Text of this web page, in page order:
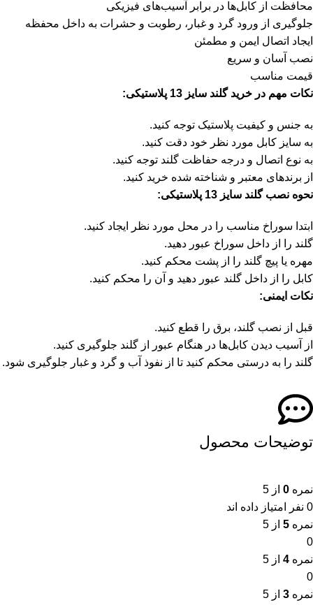
محافظت از کابل‌ها در برابر آسیب‌های فیزیکی
جلوگیری از ورود گرد و غبار، رطوبت و حشرات به داخل محفظه
ایجاد اتصال ایمن و مطمئن
نصب آسان و سریع
قیمت مناسب
نکات مهم در خرید گلند سایز 13 پلاستیکی:
به جنس و کیفیت پلاستیک توجه کنید.
به سایز کابل مورد نظر خود دقت کنید.
به نوع اتصال و درجه حفاظت گلند توجه کنید.
از برندهای معتبر و شناخته شده خرید کنید.
نحوه نصب گلند سایز 13 پلاستیکی:
ابتدا سوراخ مناسب را در محل مورد نظر ایجاد کنید.
گلند را از داخل سوراخ عبور دهید.
مهره یا پیچ گلند را از پشت محکم کنید.
کابل را از داخل گلند عبور دهید و آن را محکم کنید.
نکات ایمنی:
قبل از نصب گلند، برق را قطع کنید.
از آسیب دیدن کابل‌ها در هنگام عبور از گلند جلوگیری کنید.
گلند را به درستی محکم کنید تا از نفوذ آب و گرد و غبار جلوگیری شود.
توضیحات محصول
نمره 0 از 5
0 نفر امتیاز داده اند
نمره 5 از 5
0
نمره 4 از 5
0
نمره 3 از 5